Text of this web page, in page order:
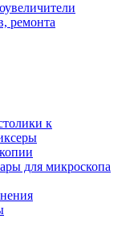
ремонта
к
для микроскопа